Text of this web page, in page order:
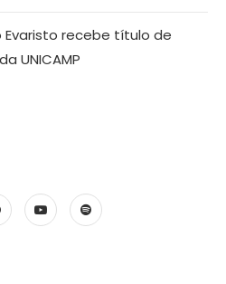
Evaristo recebe título de
UNICAMP